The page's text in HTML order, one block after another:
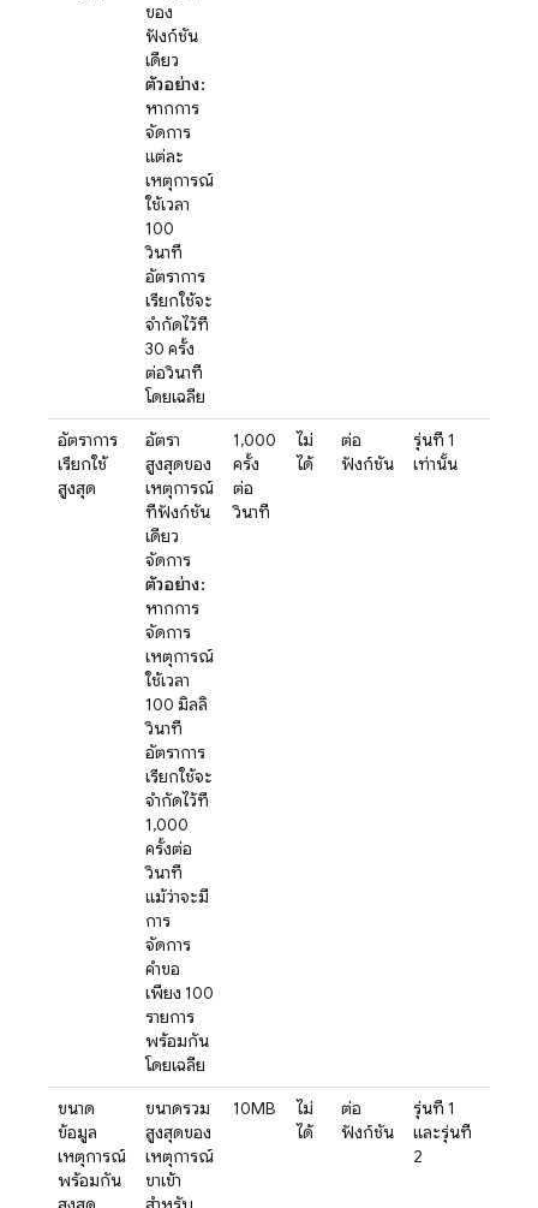
ของ
ฟังก์ชัน
เดียว
ตัวอย่าง:
หากการ
จัดการ
แต่ละ
เหตุการณ์
ใช้เวลา
100
วินาที
อัตราการ
เรียกใช้จะ
จำกัดไว้ที่
30 ครั้ง
ต่อวินาที
โดยเฉลี่ย
อัตราการ
เรียกใช้
สูงสุด
อัตรา
สูงสุดของ
เหตุการณ์
ที่ฟังก์ชัน
เดียว
จัดการ
ตัวอย่าง:
หากการ
จัดการ
เหตุการณ์
ใช้เวลา
100 มิลลิ
วินาที
อัตราการ
เรียกใช้จะ
จำกัดไว้ที่
1,000
ครั้งต่อ
วินาที
แม้ว่าจะมี
การ
จัดการ
คำขอ
เพียง 100
รายการ
พร้อมกัน
โดยเฉลี่ย
1,000
ครั้ง
ต่อ
วินาที
ไม่
ได้
ต่อ
ฟังก์ชัน
รุ่นที่ 1
เท่านั้น
ขนาด
ข้อมูล
เหตุการณ์
พร้อมกัน
ขนาดรวม
สูงสุดของ
เหตุการณ์
ขาเข้า
10MB
ไม่
ได้
ต่อ
ฟังก์ชัน
รุ่นที่ 1
และรุ่นที่
2